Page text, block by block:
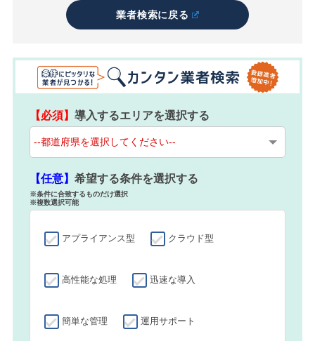
業者検索に戻る
【必須】導入するエリアを選択する
【任意】希望する条件を選択する
※条件に合致するものだけ選択
※複数選択可能
アプライアンス型 クラウド型
高性能な処理 迅速な導入
簡単な管理 運用サポート